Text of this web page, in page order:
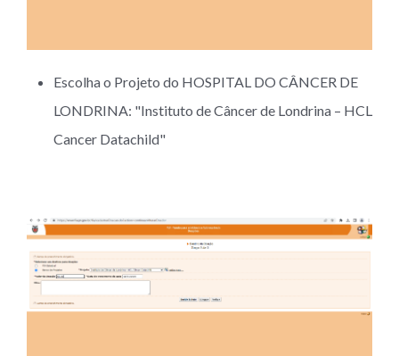
Escolha o Projeto do HOSPITAL DO CÂNCER DE
LONDRINA: "Instituto de Câncer de Londrina – HCL
Cancer Datachild"